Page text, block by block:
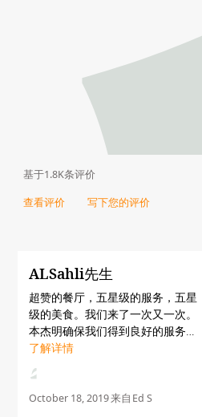
基于1.8K条评价
查看评价 写下您的评价
ALSahli先生
超赞的餐厅，五星级的服务，五星
级的美食。我们来了一次又一次。
本杰明确保我们得到良好的服务和
欢迎。整个团队友好、专业，注重
了解详情
October 18, 2019来自 Ed S